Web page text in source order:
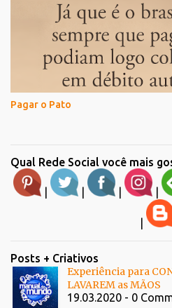
Pagar o Pato
Qual Rede Social você mais
| | | |
Posts + Criativos
Experiência para
LAVAREM as MÃOS
19.03.2020 - 0